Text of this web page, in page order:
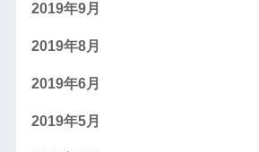
2019年9月
2019年8月
2019年6月
2019年5月